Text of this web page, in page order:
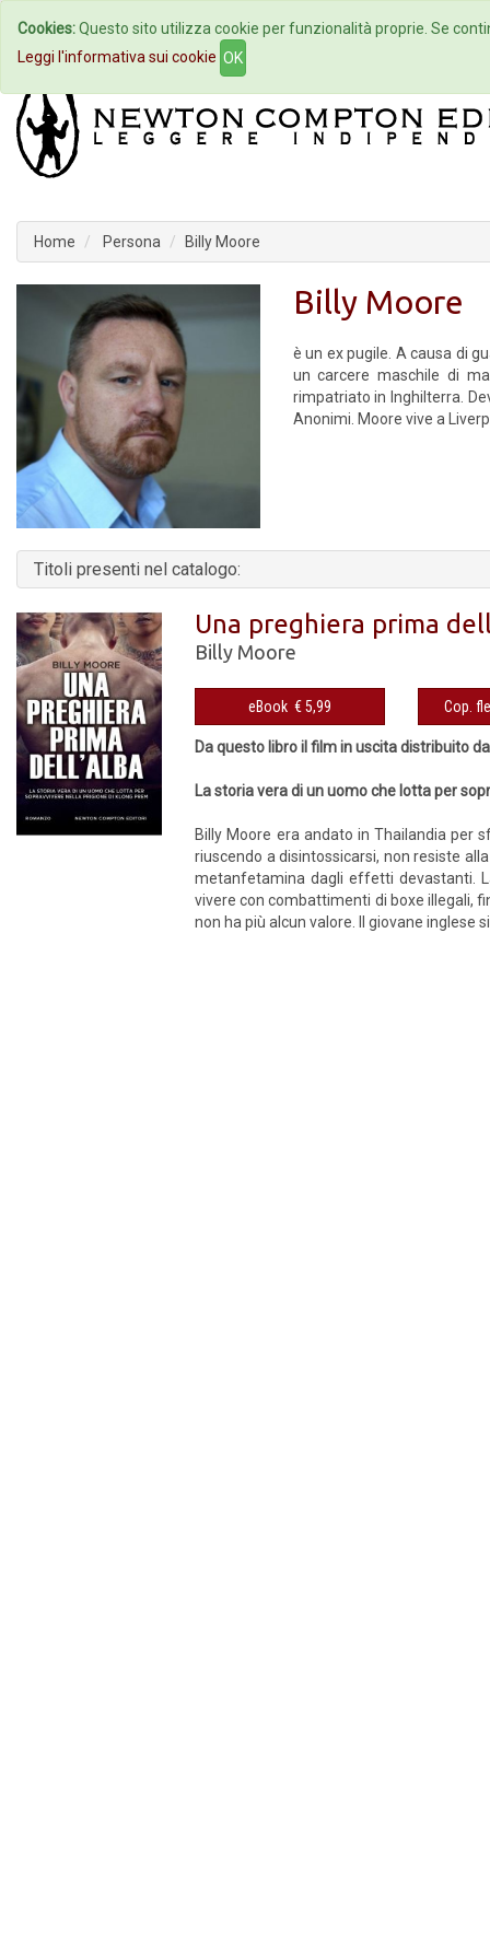
Home Autori Eventi
Home Persona Billy Moore
Billy Moore
è un ex pugile. A causa di
un carcere maschile di
rimpatriato in Inghilterra.
Anonimi. Moore vive a
Titoli presenti nel catalogo:
Una preghiera prima
Billy Moore
eBook € 5,99
Da questo libro il film in uscita distribuito
La storia vera di un uomo che lotta per
Billy Moore era andato in Thailandia per
riuscendo a disintossicarsi, non resiste
metanfetamina dagli effetti devastanti.
vivere con combattimenti di boxe illegali,
non ha più alcun valore. Il giovane inglese
Cookies:Questo sito utilizza cookie per funzionalità proprie. Se
Leggi l'informativa sui cookie OK